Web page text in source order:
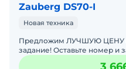
Zauberg DS70-I
Новая техника
Предложим ЛУЧШУЮ ЦЕНУ
задание! Оставьте номер и запрос - мы подберем модель
со СКИДКОЙ. В наличии на складах новые вилочные